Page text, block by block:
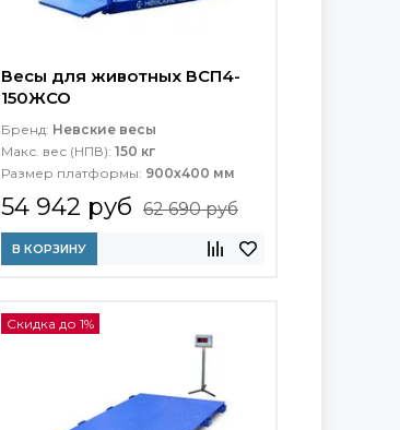
Весы для животных ВСП4-
150ЖСО
Бренд: Невские весы
Макс. вес (НПВ): 150 кг
Размер платформы: 900х400 мм
54 942 руб 62 690 руб
В КОРЗИНУ
Скидка до 1%